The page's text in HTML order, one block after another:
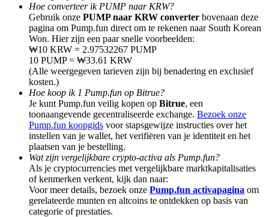
Deposit CASHCAT & Win
Share 500000 CASHCAT prize pool
Exclusive for BitMart Users
Register & Trade to Win 500,000 USDT
Precious Metals Trading Carnival
Hoe converteer ik PUMP naar KRW?
Gebruik onze PUMP naar KRW converter bovenaan deze
pagina om Pump.fun direct om te rekenen naar South Korean
Won. Hier zijn een paar snelle voorbeelden:
₩10 KRW = 2.97532267 PUMP
10 PUMP = ₩33.61 KRW
(Alle weergegeven tarieven zijn bij benadering en exclusief
kosten.)
Hoe koop ik 1 Pump.fun op Bitrue?
Je kunt Pump.fun veilig kopen op Bitrue, een
toonaangevende gecentraliseerde exchange. Bezoek onze
Pump.fun koopgids voor stapsgewijze instructies over het
instellen van je wallet, het verifiëren van je identiteit en het
plaatsen van je bestelling.
Wat zijn vergelijkbare crypto-activa als Pump.fun?
Als je cryptocurrencies met vergelijkbare marktkapitalisaties
of kenmerken verkent, kijk dan naar:
Voor meer details, bezoek onze Pump.fun activapagina om
gerelateerde munten en altcoins te ontdekken op basis van
categorie of prestaties.